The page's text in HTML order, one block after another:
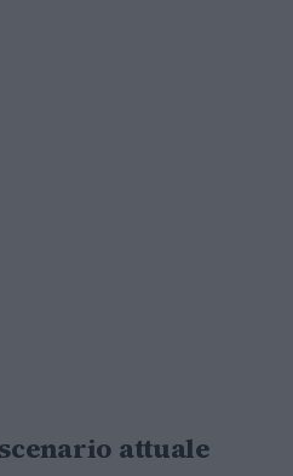
attuale